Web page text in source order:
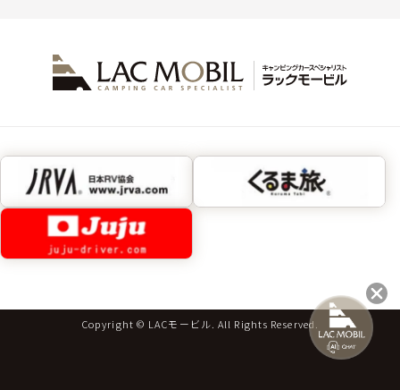
Copyright © LACモービル. All Rights Reserved.